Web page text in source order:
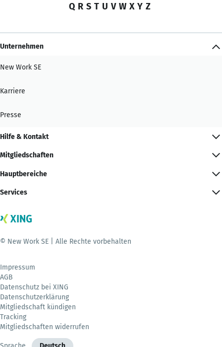
Q R S T U V W X Y Z
Unternehmen
New Work SE
Karriere
Presse
Hilfe & Kontakt
Mitgliedschaften
Hauptbereiche
Services
© New Work SE | Alle Rechte vorbehalten
Impressum
AGB
Datenschutz bei XING
Datenschutzerklärung
Mitgliedschaft kündigen
Tracking
Mitgliedschaften widerrufen